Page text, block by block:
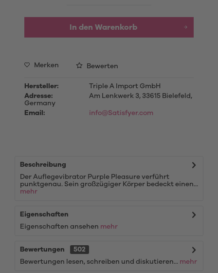
In den Warenkorb
Merken Bewerten
Hersteller:
Triple A Import GmbH
Adresse:
Am Lenkwerk 3, 33615 Bielefeld,
Germany
Email:
info@Satisfyer.com
Beschreibung
Der Auflegevibrator Purple Pleasure verführt
punktgenau. Sein großzügiger Körper bedeckt einen...
mehr
Eigenschaften
Eigenschaften ansehen mehr
Bewertungen
502
Bewertungen lesen, schreiben und diskutieren... mehr